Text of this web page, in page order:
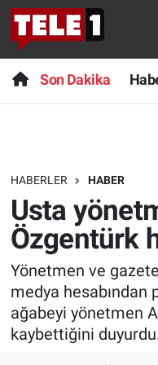
Son Dakika
HABERLER HABER
Usta
Özgentürk
Yönetmen ve
medya hesabından
ağabeyi yönetmen
kaybettiğini
Anında Manşet
Başka Sohbetler
Bilim turu
Bilim ve Teknoloji
Doğa Konuşuyor
Dünya
Son Dakika
Haber
Dünya
Teknoloji
Sağlık
Spor
Nöbetçi Eczaneler
Hava Durumu
Trafik Durumu
Süper Lig Puan
Tüm Manşetler
Son Dakika